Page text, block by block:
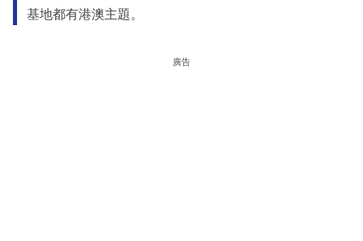
基地都有港澳主題。
廣告